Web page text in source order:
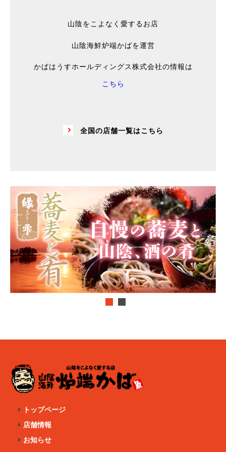
山陰をこよなく愛するお店
山陰海鮮炉端かばを運営
かばはうすホールディングス株式会社の情報は
こちら
全国の店舗一覧はこちら
トップページ
店舗情報
お知らせ